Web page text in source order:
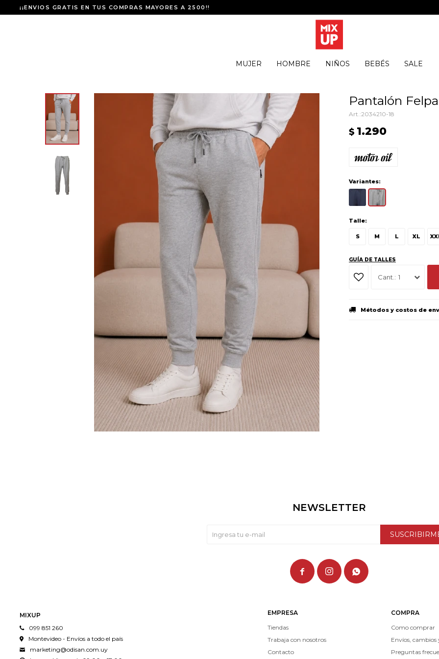
MUJER HOMBRE NIÑOS BEBÉS SALE
¡¡ENVIOS GRATIS EN TUS COMPRAS MAYORES A 2500!!
Pantalón
2034210-18
$ 1.290
Variantes:
Talle:
S M L XL
GUÍA DE TALLES
1
Métodos y costos de
MIXUP
099 851 260
Montevideo - Envíos a todo el país
marketing@odisan.com.uy
EMPRESA
Tiendas
Trabaja con nosotros
Contacto
COMPRA
Como comprar
Envíos, cambios
Preguntas
NEWSLETTER
  